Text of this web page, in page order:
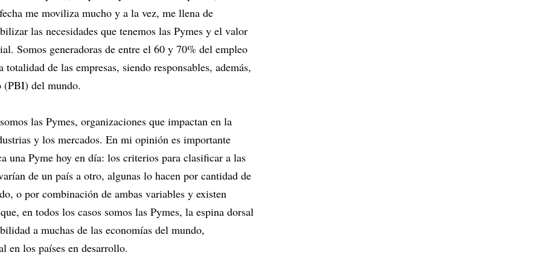
me moviliza mucho y a la vez, me llena de
las necesidades que tenemos las Pymes y el valor
Somos generadoras de entre el 60 y 70% del empleo
de las empresas, siendo responsables, además,
(PBI) del mundo.
las Pymes, organizaciones que impactan en la
y los mercados. En mi opinión es importante
una Pyme hoy en día: los criterios para clasificar a las
de un país a otro, algunas lo hacen por cantidad de
o por combinación de ambas variables y existen
en todos los casos somos las Pymes, la espina dorsal
a muchas de las economías del mundo,
en los países en desarrollo.